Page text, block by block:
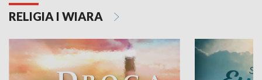
RELIGIA I WIARA